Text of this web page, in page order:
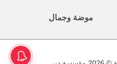
موضة وجمال